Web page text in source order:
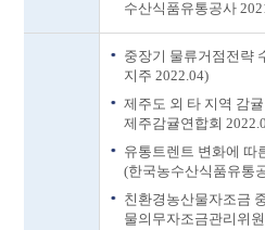
수산식품유통공사
중장기 물류거점전략
지주 2022.04)
제주도 외 타 지역 감
제주감귤연합회
유통트렌트 변화에 따
(한국농수산식품유통
친환경농산물자조금
물의무자조금관리위